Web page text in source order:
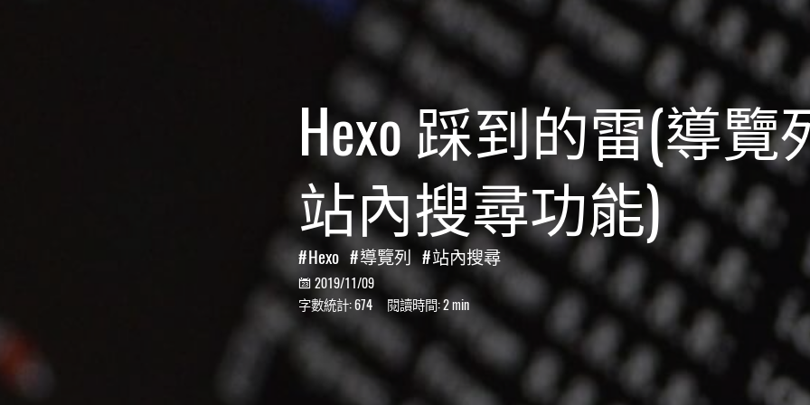
Hexo 踩到的雷(導覽
站內搜尋功能)
Hexo 導覽列 站內搜尋
 2019/11/09
字數統計:674 閱讀時間:2 min